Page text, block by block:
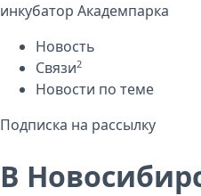
инкубатор Академпарка
Новость
Связи2
Новости по теме
Подписка на рассылку
В